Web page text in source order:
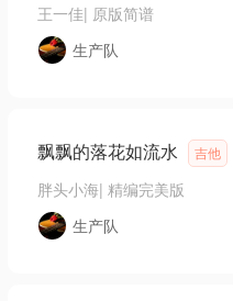
王一佳| 原版简谱
生产队
飘飘的落花如流水 吉他
胖头小海| 精编完美版
生产队